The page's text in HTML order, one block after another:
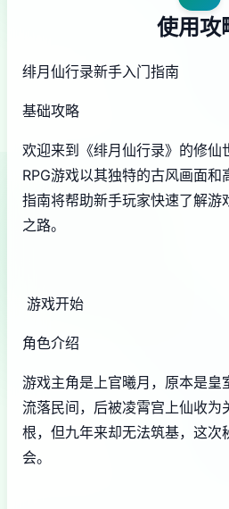
使用攻
绯月仙行录新手入门指南
基础攻略
欢迎来到《绯月仙行录》的修仙
RPG游戏以其独特的古风画面
指南将帮助新手玩家快速了解游
之路。
游戏开始
角色介绍
游戏主角是上官曦月，原本是皇
流落民间，后被凌霄宫上仙收为
根，但九年来却无法筑基，这次
会。